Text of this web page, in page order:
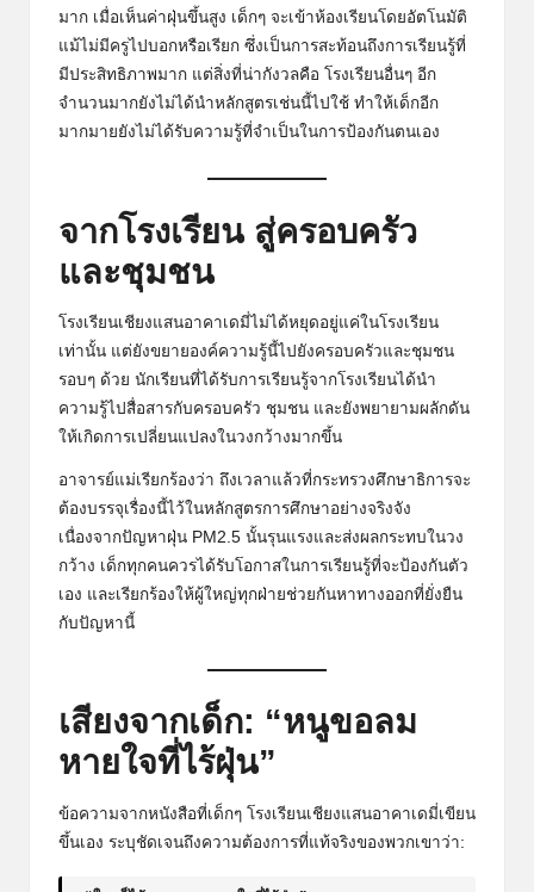
มาก เมื่อเห็นค่าฝุ่นขึ้นสูง เด็กๆ จะเข้าห้องเรียนโดยอัตโนมัติ
แม้ไม่มีครูไปบอกหรือเรียก ซึ่งเป็นการสะท้อนถึงการเรียนรู้ที่
มีประสิทธิภาพมาก แต่สิ่งที่น่ากังวลคือ โรงเรียนอื่นๆ อีก
จำนวนมากยังไม่ได้นำหลักสูตรเช่นนี้ไปใช้ ทำให้เด็กอีก
มากมายยังไม่ได้รับความรู้ที่จำเป็นในการป้องกันตนเอง
จากโรงเรียน สู่ครอบครัว
และชุมชน
โรงเรียนเชียงแสนอาคาเดมี่ไม่ได้หยุดอยู่แค่ในโรงเรียน
เท่านั้น แต่ยังขยายองค์ความรู้นี้ไปยังครอบครัวและชุมชน
รอบๆ ด้วย นักเรียนที่ได้รับการเรียนรู้จากโรงเรียนได้นำ
ความรู้ไปสื่อสารกับครอบครัว ชุมชน และยังพยายามผลักดัน
ให้เกิดการเปลี่ยนแปลงในวงกว้างมากขึ้น
อาจารย์แม่เรียกร้องว่า ถึงเวลาแล้วที่กระทรวงศึกษาธิการจะ
ต้องบรรจุเรื่องนี้ไว้ในหลักสูตรการศึกษาอย่างจริงจัง
เนื่องจากปัญหาฝุ่น PM2.5 นั้นรุนแรงและส่งผลกระทบในวง
กว้าง เด็กทุกคนควรได้รับโอกาสในการเรียนรู้ที่จะป้องกันตัว
เอง และเรียกร้องให้ผู้ใหญ่ทุกฝ่ายช่วยกันหาทางออกที่ยั่งยืน
กับปัญหานี้
เสียงจากเด็ก: “หนูขอลม
หายใจที่ไร้ฝุ่น”
ข้อความจากหนังสือที่เด็กๆ โรงเรียนเชียงแสนอาคาเดมี่เขียน
ขึ้นเอง ระบุชัดเจนถึงความต้องการที่แท้จริงของพวกเขาว่า: